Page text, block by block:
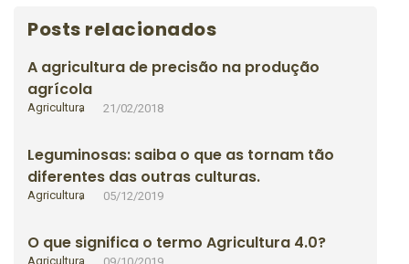
Posts relacionados
A agricultura de precisão na produção
agrícola
Agricultura 21/02/2018
Leguminosas: saiba o que as tornam tão
diferentes das outras culturas.
Agricultura 05/12/2019
O que significa o termo Agricultura 4.0?
Agricultura